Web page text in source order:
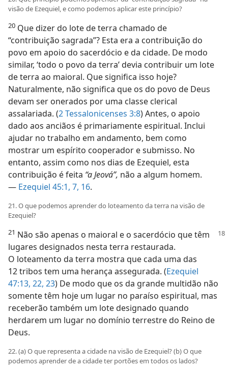
visão de Ezequiel, e como podemos aplicar este princípio?
20 Que dizer do lote de terra chamado de
“contribuição sagrada”? Esta era a contribuição do
povo em apoio do sacerdócio e da cidade. De modo
similar, ‘todo o povo da terra’ devia contribuir um lote
de terra ao maioral. Que significa isso hoje?
Naturalmente, não significa que os do povo de Deus
devam ser onerados por uma classe clerical
assalariada. (2 Tessalonicenses 3:8) Antes, o apoio
dado aos anciãos é primariamente espiritual. Inclui
ajudar no trabalho em andamento, bem como
mostrar um espírito cooperador e submisso. No
entanto, assim como nos dias de Ezequiel, esta
contribuição é feita “a Jeová”, não a algum homem.
— Ezequiel 45:1, 7, 16.
21. O que podemos aprender do loteamento da terra na visão de
Ezequiel?
21 Não são apenas o maioral e o sacerdócio que têm
lugares designados nesta terra restaurada.
O loteamento da terra mostra que cada uma das
12 tribos tem uma herança assegurada. (Ezequiel
47:13, 22, 23) De modo que os da grande multidão não
somente têm hoje um lugar no paraíso espiritual, mas
receberão também um lote designado quando
herdarem um lugar no domínio terrestre do Reino de
Deus.
22. (a) O que representa a cidade na visão de Ezequiel? (b) O que
podemos aprender de a cidade ter portões em todos os lados?